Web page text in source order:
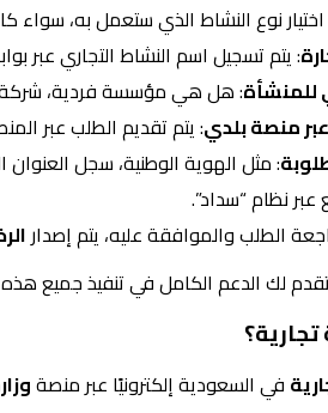
نوع النشاط الذي ستعمل به، سواء
: يتم تسجيل اسم النشاط التجاري عبر
للمنشأة: هل هي مؤسسة فردية، شركة
منصة بلدي: يتم تقديم الطلب عبر
: مثل الهوية الوطنية، سجل العنوان
عبر نظام “سداد”.
الطلب والموافقة عليه، يتم إصدار
تقدم لك الدعم الكامل في تنفيذ جميع
في السعودية إلكترونيًا عبر منصة